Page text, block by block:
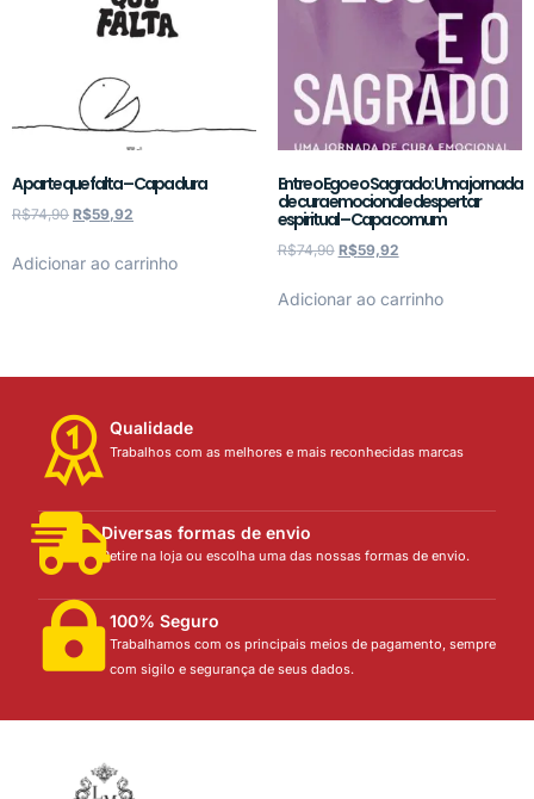
A parte que falta – Capa dura
R$74,90 R$59,92
Adicionar ao carrinho
Entre o Ego e o Sagrado: Uma jornada
de cura emocional e despertar
espiritual – Capa comum
R$74,90 R$59,92
Adicionar ao carrinho
Qualidade
Trabalhos com as melhores e mais reconhecidas marcas
Diversas formas de envio
Retire na loja ou escolha uma das nossas formas de envio.
100% Seguro
Trabalhamos com os principais meios de pagamento, sempre
com sigilo e segurança de seus dados.